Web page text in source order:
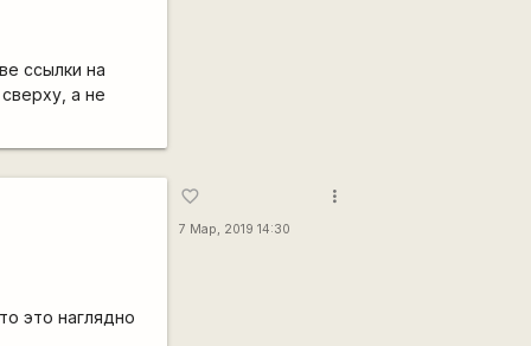
ссылки на
а не
это наглядно
favorite_border
7 Мар, 2019 14:30
more_vert